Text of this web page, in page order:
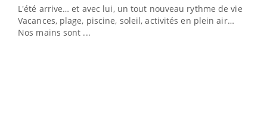
L'été arrive… et avec lui, un tout nouveau rythme de vie !
Vacances, plage, piscine, soleil, activités en plein air…
Nos mains sont ...